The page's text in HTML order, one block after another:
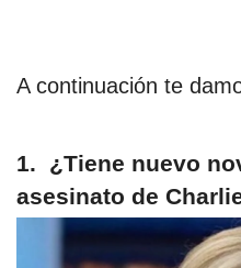
A continuación te
1. ¿Tiene nuevo
asesinato de